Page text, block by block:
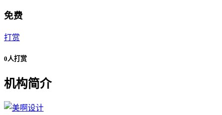
免费
打赏
0人打赏
机构简介